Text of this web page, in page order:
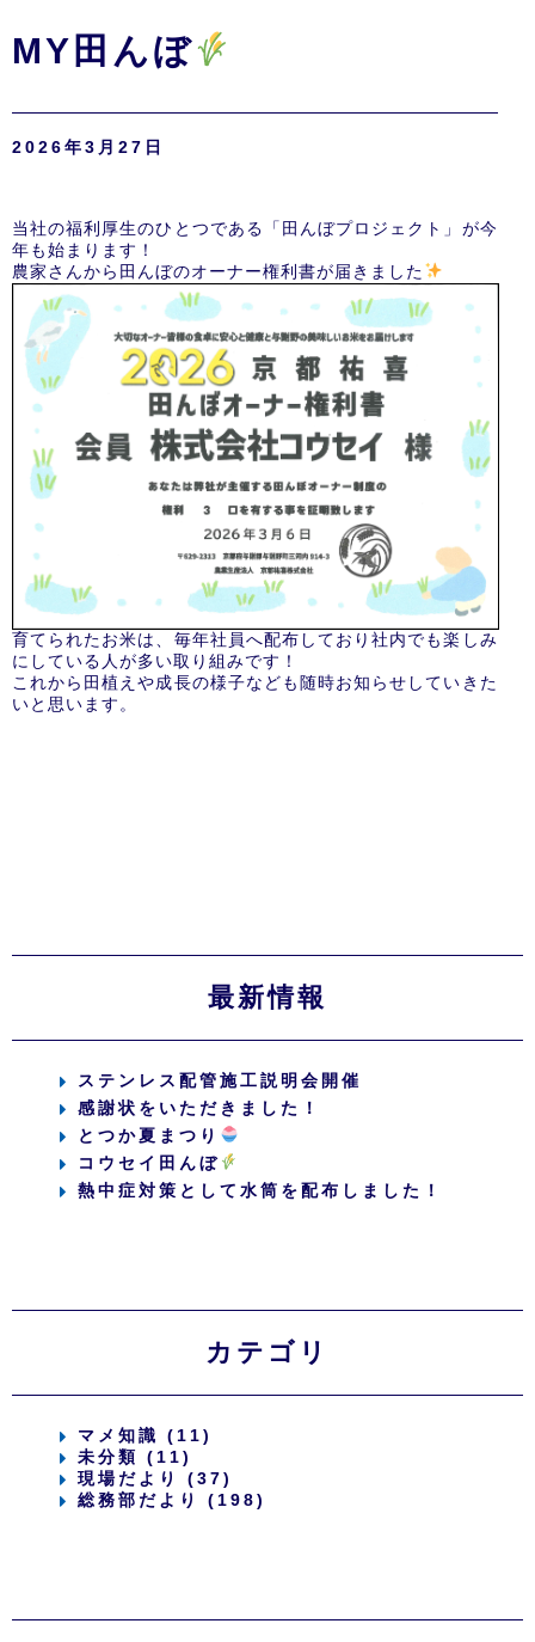
MY田んぼ
2026年3月27日
当社の福利厚生のひとつである「田んぼプロジェクト」が今
年も始まります！
農家さんから田んぼのオーナー権利書が届きました
育てられたお米は、毎年社員へ配布しており社内でも楽しみ
にしている人が多い取り組みです！
これから田植えや成長の様子なども随時お知らせしていきた
いと思います。
最新情報
ステンレス配管施工説明会開催
感謝状をいただきました！
とつか夏まつり
コウセイ田んぼ
熱中症対策として水筒を配布しました！
カテゴリ
マメ知識 (11)
未分類 (11)
現場だより (37)
総務部だより (198)